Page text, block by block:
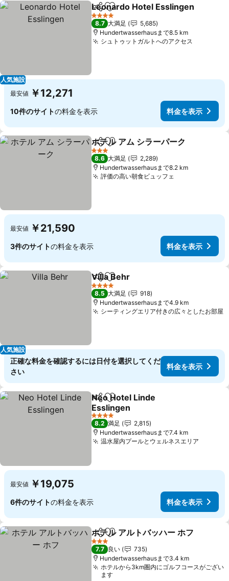
人気施設
シェアお気に入りに追加
Leonardo Hotel Esslingen
4 ホテルのランク
8.7 大満足
5,685
Hundertwasserhausまで8.5 km
シュトゥットガルトへのアクセス
最安値 ￥12,271
10件のサイトの料金を表示 料金を表示
シェアお気に入りに追加
ホテル アム シラーパーク
3 ホテルのランク
8.6 大満足
2,289
Hundertwasserhausまで8.2 km
評価の高い朝食ビュッフェ
最安値 ￥21,590
3件のサイトの料金を表示 料金を表示
人気施設
シェアお気に入りに追加
Villa Behr
4 ホテルのランク
8.5 大満足
918
Hundertwasserhausまで4.9 km
シーティングエリア付きの広々としたお部屋
正確な料金を確認するには日付を選択してくだ
さい
料金を表示
シェアお気に入りに追加
Neo Hotel Linde
Esslingen
料金を表示
4 ホテルのランク
8.2 満足
2,815
Hundertwasserhausまで7.4 km
温水屋内プールとウェルネスエリア
最安値 ￥19,075
6件のサイトの料金を表示 料金を表示
シェアお気に入りに追加
ホテル アルトバッハー ホフ
3 ホテルのランク
7.7 良い
735
Hundertwasserhausまで3.4 km
ホテルから3km圏内にゴルフコースがござい
ます